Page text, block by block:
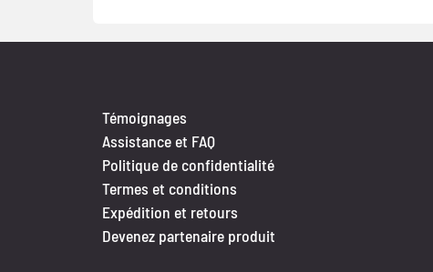
Témoignages
Assistance et FAQ
Politique de confidentialité
Termes et conditions
Expédition et retours
Devenez partenaire produit